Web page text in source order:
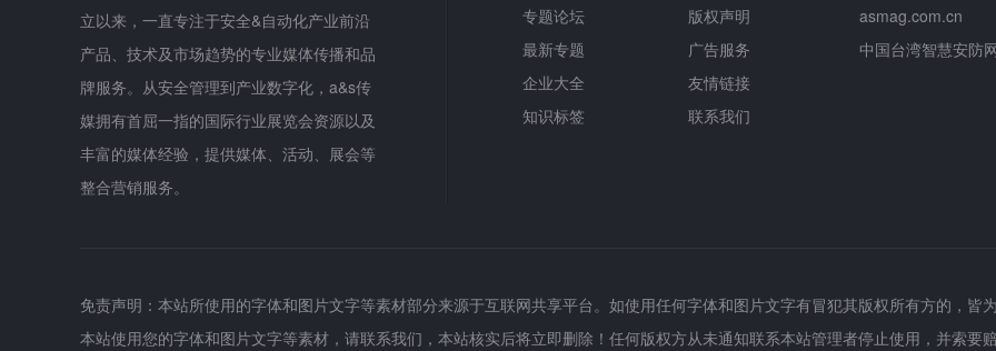
立以来，一直专注于安全&自动化产业前沿
产品、技术及市场趋势的专业媒体传播和品
牌服务。从安全管理到产业数字化，a&s传
媒拥有首屈一指的国际行业展览会资源以及
丰富的媒体经验，提供媒体、活动、展会等
整合营销服务。
专题论坛
最新专题
企业大全
知识标签
版权声明
广告服务
友情链接
联系我们
asmag.com.cn
中国台湾智慧安防
免责声明：本站所使用的字体和图片文字等素材部分来源于互联网共享平台。如使用任何字体和图片文字有冒犯其版权所有方的，
本站使用您的字体和图片文字等素材，请联系我们，本站核实后将立即删除！任何版权方从未通知联系本站管理者停止使用，并索